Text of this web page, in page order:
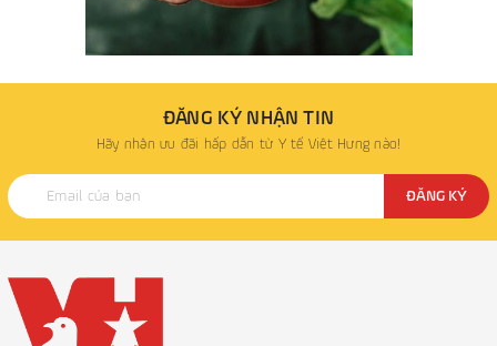
ĐĂNG KÝ NHẬN TIN
Hãy nhận ưu đãi hấp dẫn từ Y tế Việt Hưng nào!
ĐĂNG KÝ